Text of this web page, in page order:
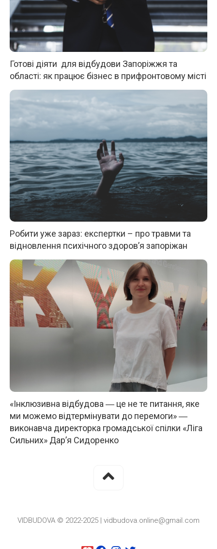
Готові діяти для відбудови Запоріжжя та
області: як працює бізнес в прифронтовому місті
Робити уже зараз: експертки – про травми та
відновлення психічного здоров’я запоріжан
«Інклюзивна відбудова ― це не те питання, яке
ми можемо відтермінувати до перемоги» ―
виконавча директорка громадської спілки «Ліга
Сильних» Дар’я Сидоренко
VIDBUDOVA © 2022-2025 | vidbudova.online@gmail.com